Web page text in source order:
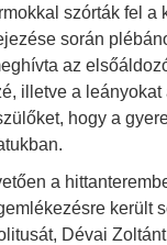
szórták fel a
során
az
illetve a leányokat
hogy a
a
került
Dévai